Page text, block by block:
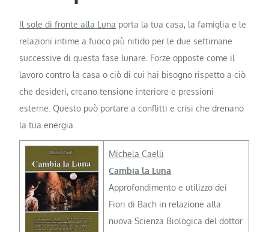
Il sole di fronte alla Luna porta la tua casa, la famiglia e le
relazioni intime a fuoco più nitido per le due settimane
successive di questa fase lunare. Forze opposte come il
lavoro contro la casa o ciò di cui hai bisogno rispetto a ciò
che desideri, creano tensione interiore e pressioni
esterne. Questo può portare a conflitti e crisi che drenano
la tua energia.
Michela Caelli
Cambia la Luna
Approfondimento e utilizzo dei
Fiori di Bach in relazione alla
nuova Scienza Biologica del dottor